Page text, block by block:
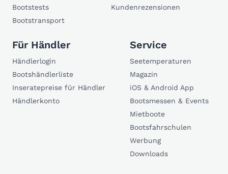
Bootstests
Bootstransport
Kundenrezensionen
Für Händler
Händlerlogin
Bootshändlerliste
Inseratepreise für Händler
Händlerkonto
Service
Seetemperaturen
Magazin
iOS & Android App
Bootsmessen & Events
Mietboote
Bootsfahrschulen
Werbung
Downloads